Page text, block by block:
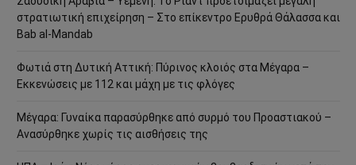
στρατιωτική επιχείρηση – Στο επίκεντρο Ερυθρά Θάλασσα και
Bab al-Mandab
Φωτιά στη Δυτική Αττική: Πύρινος κλοιός στα Μέγαρα –
Εκκενώσεις με 112 και μάχη με τις φλόγες
Μέγαρα: Γυναίκα παρασύρθηκε από συρμό του Προαστιακού –
Ανασύρθηκε χωρίς τις αισθήσεις της